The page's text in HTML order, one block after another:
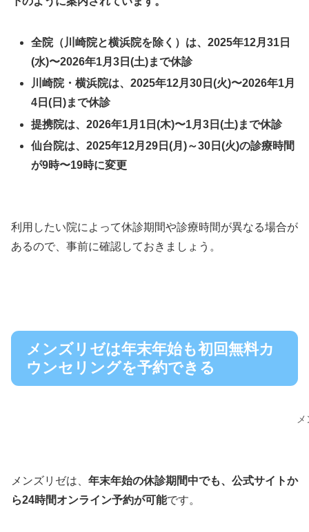
全院（川崎院と横浜院を除く）は、2025年12月31日
(水)〜2026年1月3日(土)まで休診
川崎院・横浜院は、2025年12月30日(火)〜2026年1月
4日(日)まで休診
提携院は、2026年1月1日(木)〜1月3日(土)まで休診
仙台院は、2025年12月29日(月)～30日(火)の診療時間
が9時〜19時に変更
利用したい院によって休診期間や診療時間が異なる場合が
あるので、事前に確認しておきましょう。
メンズリゼは年末年始も初回無料カ
ウンセリングを予約できる
メンズリゼは、 年末年始の休診期間中でも、公式サイトか
ら24時間オンライン予約が可能です。